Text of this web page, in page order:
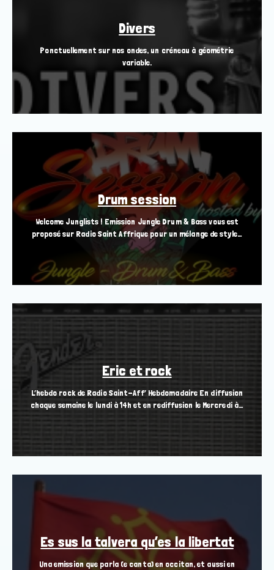
Divers
Ponctuellement sur nos ondes, un créneau à géométrie
variable.
Drum session
Welcome Junglists ! Emission Jungle Drum & Bass vous est
proposé sur Radio Saint Affrique pour un mélange de style…
Eric et rock
L’hebdo rock de Radio Saint-Aff’ Hebdomadaire En diffusion
chaque semaine le lundi à 14h et en rediffusion le Mercredi à…
Es sus la talvera qu’es la libertat
Una emission que parla (e canta) en occitan, et aussi en